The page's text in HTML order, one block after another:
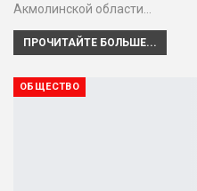
Акмолинской области…
ПРОЧИТАЙТЕ БОЛЬШЕ...
ОБЩЕСТВО